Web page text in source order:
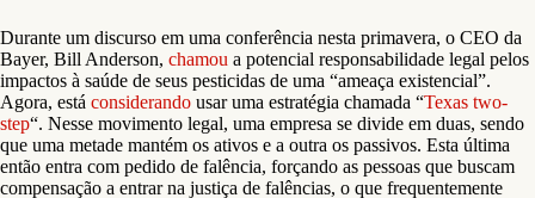
Durante um discurso em uma conferência nesta primavera, o CEO da
Bayer, Bill Anderson, chamou a potencial responsabilidade legal pelos
impactos à saúde de seus pesticidas de uma “ameaça existencial”.
Agora, está considerando usar uma estratégia chamada “Texas two-
step“. Nesse movimento legal, uma empresa se divide em duas, sendo
que uma metade mantém os ativos e a outra os passivos. Esta última
então entra com pedido de falência, forçando as pessoas que buscam
compensação a entrar na justiça de falências, o que frequentemente